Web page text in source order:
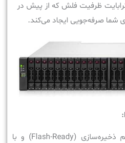
همه‌کاره و 84 ترابایت ظرفیت فلش که از پیش در
این استوریج یک سیستم ذخیره‌سازی (Flash-Ready) و با